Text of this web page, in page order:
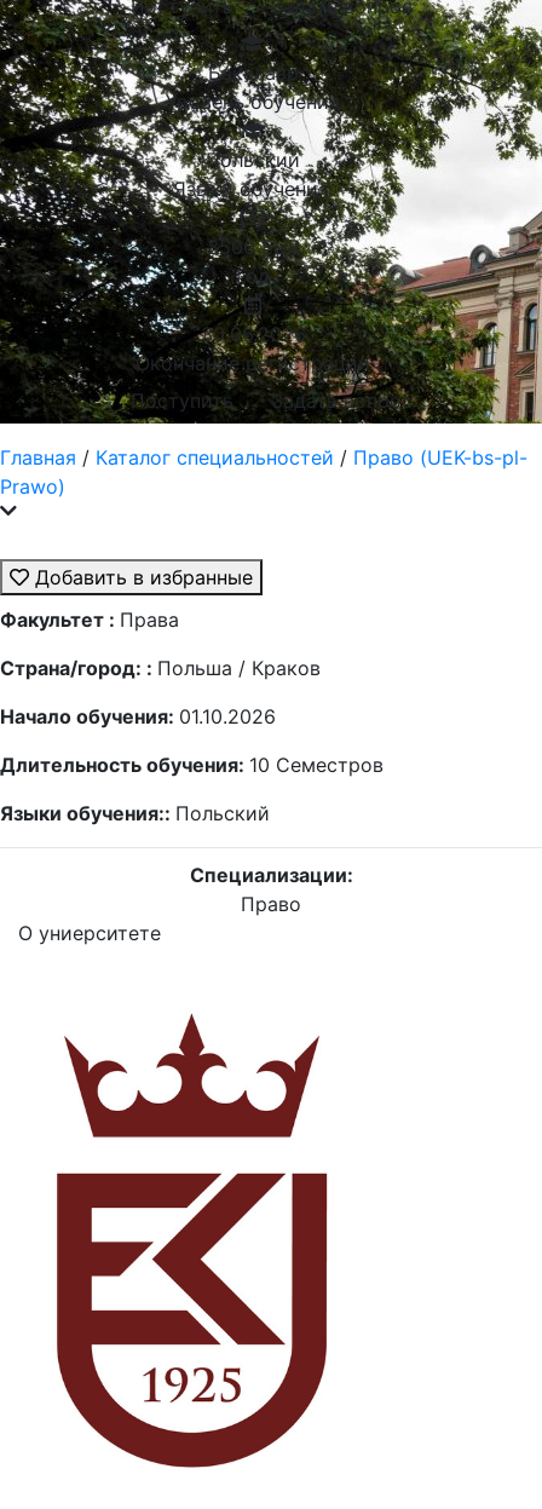
Поступить Задать вопрос
Бакалавр
Уровень обучения
Польский
Языки обучения:
3500 EUR
Год
30.06.2026
Окончание регистрации
Поступить
Задать вопрос
Главная / Каталог специальностей / Право (UEK-bs-pl-
Prawo)
Добавить в избранные
Факультет : Права
Страна/город: : Польша / Краков
Начало обучения: 01.10.2026
Длительность обучения: 10 Семестров
Языки обучения:: Польский
Специализации:
Право
О униерситете